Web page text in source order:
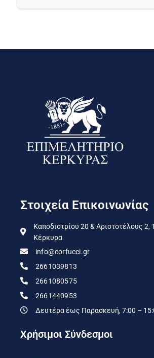
Στοιχεία Επικοινωνίας
Καποδιστρίου 20 & Αριστοτέλους 2,
Κέρκυρα
info@corfucci.gr
2661039813
2661080575
2661440953
Δευτέρα έως Παρασκευή, 7:00 –
Χρήσιμοι Σύνδεσμοι